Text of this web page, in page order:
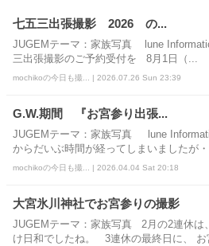
七五三出張撮影 2026 の...
JUGEMテーマ：家族写真 lune
三出張撮影のご予約受付を 8月1日（...
mochikoの今日も撮... | 2026.07.26 Sun 23:39
G.W.期間 『お宮参り出張...
JUGEMテーマ：家族写真 lune
からだいぶ時間が経ってしまいましたが
mochikoの今日も撮... | 2026.04.04 Sat 20:18
大宮氷川神社でお宮参りの撮影
JUGEMテーマ：家族写真 2月の2連休は
け日和でしたね。 3連休の最終日に、 お